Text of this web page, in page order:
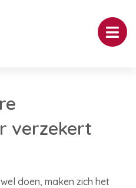
verzekert
doen, maken zich het